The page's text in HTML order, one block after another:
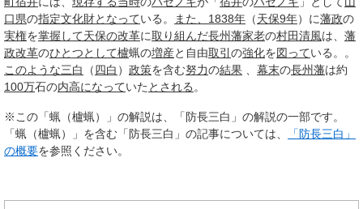
口県の指定文化財となっている。 また、 1838年 （天保9年）に藩政の
実権を掌握して天保の改革に取り組んだ長州藩家老の村田清風は、 藩
政改革のひとつとして櫨蝋の増産と自由取引 の強化を図っている。。
このような三白 （四白 ） 政策を含む努力の結果 幕末の長州藩は約
100万石の内高になっていた とされる 。
※この「蝋（櫨蝋）」の解説は、「防長三白」の解説の一部です。
「蝋（櫨蝋）」を含む「防長三白」の記事については、
「防長三白」
の概要を参照ください。